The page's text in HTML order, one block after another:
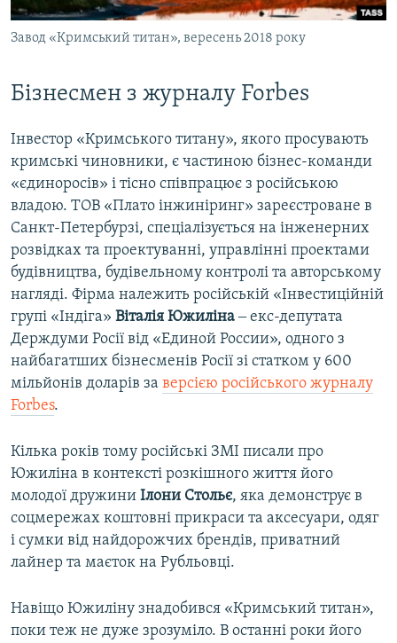
Завод «Кримський титан», вересень 2018 року
Бізнесмен з журналу Forbes
Інвестор «Кримського титану», якого просувають
кримські чиновники, є частиною бізнес-команди
«єдиноросів» і тісно співпрацює з російською
владою. ТОВ «Плато інжиніринг» зареєстроване в
Санкт-Петербурзі, спеціалізується на інженерних
розвідках та проектуванні, управлінні проектами
будівництва, будівельному контролі та авторському
нагляді. Фірма належить російській «Інвестиційній
групі «Індіга» Віталія Южиліна‒ екс-депутата
Держдуми Росії від «Единой России», одного з
найбагатших бізнесменів Росії зі статком у 600
мільйонів доларів за версією російського журналу
Forbes.
Кілька років тому російські ЗМІ писали про
Южиліна в контексті розкішного життя його
молодої дружини Ілони Стольє, яка демонструє в
соцмережах коштовні прикраси та аксесуари, одяг
і сумки від найдорожчих брендів, приватний
лайнер та маєток на Рубльовці.
Навіщо Южиліну знадобився «Кримський титан»,
поки теж не дуже зрозуміло. В останні роки його